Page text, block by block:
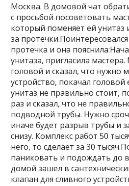
Москва. В домовой чат
с просьбой посоветовать
который поменяет ей унитаз
за протечки.Поинтересовался
протечка и она
унитаза, пригласила
головой и сказал, что нужно
устройство, покачал головой
унитаз не правильно стоит,
раз и сказал, что не
подводной трубы. Нужно
иначе будет разрыв трубы и
снизу. Комплекс работ 50
него, то сделает за 30
паниковать и подождать до
домой зашел в
клапан для сливного